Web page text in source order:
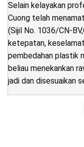
Selain kelayakan
Cuong telah
(Sijil No. 1036/CN-
ketepatan,
pembedahan plastik
beliau menekankan
jadi dan disesuaikan